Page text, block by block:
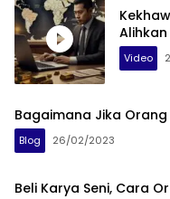
Video
Bagaimana Jika
Blog 26/02/2023
Beli Karya Seni, Cara